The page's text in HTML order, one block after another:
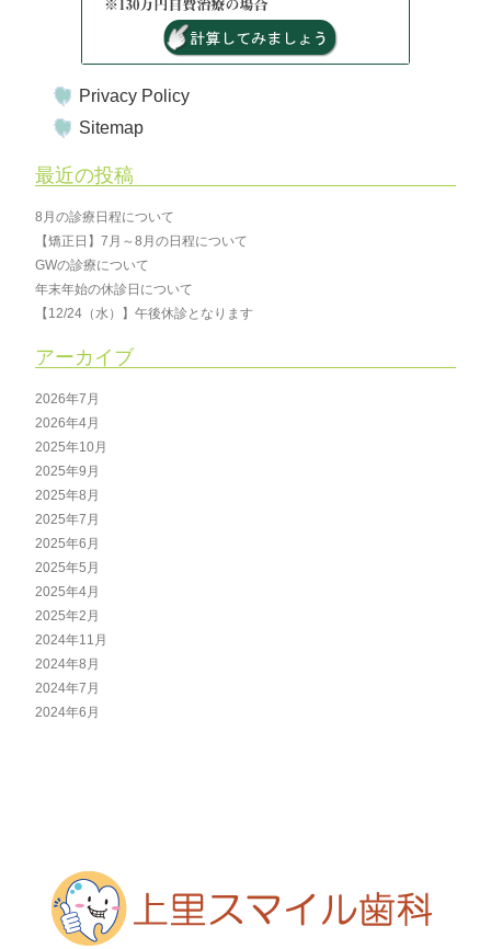
Privacy Policy
Sitemap
最近の投稿
8月の診療日程について
【矯正日】7月～8月の日程について
GWの診療について
年末年始の休診日について
【12/24（水）】午後休診となります
アーカイブ
2026年7月
2026年4月
2025年10月
2025年9月
2025年8月
2025年7月
2025年6月
2025年5月
2025年4月
2025年2月
2024年11月
2024年8月
2024年7月
2024年6月